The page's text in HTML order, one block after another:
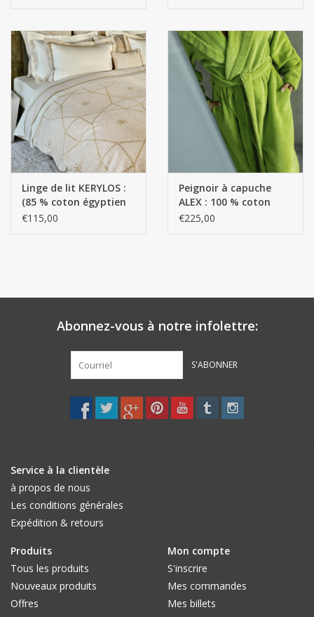
Linge de lit KERYLOS :
(85 % coton égyptien
GIZA - Fils extra longs -
€115,00
Peignoir à capuche
ALEX : 100 % coton
égyptien Giza - Fils
€225,00
Abonnez-vous à notre infolettre:
S'ABONNER
Service à la clientèle
à propos de nous
Les conditions générales
Expédition & retours
Produits
Tous les produits
Nouveaux produits
Offres
Mon compte
S'inscrire
Mes commandes
Mes billets